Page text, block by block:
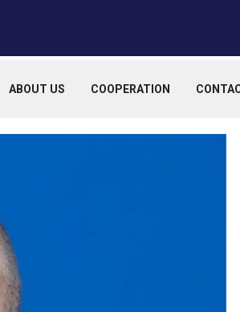
ABOUT US COOPERATION